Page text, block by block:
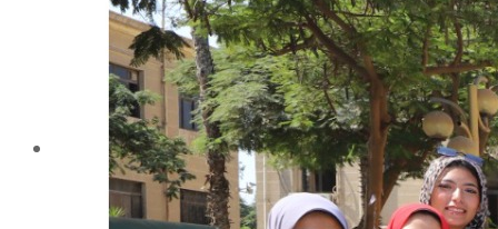
ميثاق الأخلاقيات
بحوث فى حقوق الملكية الفكرية
إستراتجية التعليم والتعلم
البريد الإلكترونى لإدارات و مراكز الكلية
خريطة الكلية